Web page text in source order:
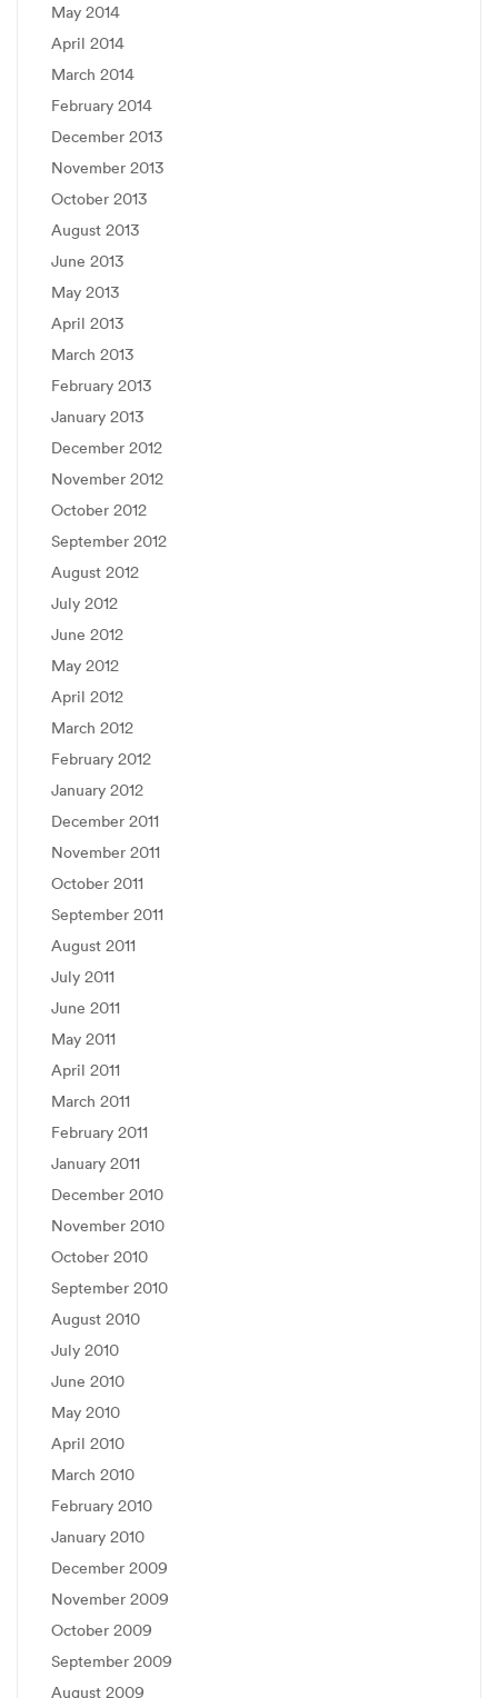
May 2014
April 2014
March 2014
February 2014
December 2013
November 2013
October 2013
August 2013
June 2013
May 2013
April 2013
March 2013
February 2013
January 2013
December 2012
November 2012
October 2012
September 2012
August 2012
July 2012
June 2012
May 2012
April 2012
March 2012
February 2012
January 2012
December 2011
November 2011
October 2011
September 2011
August 2011
July 2011
June 2011
May 2011
April 2011
March 2011
February 2011
January 2011
December 2010
November 2010
October 2010
September 2010
August 2010
July 2010
June 2010
May 2010
April 2010
March 2010
February 2010
January 2010
December 2009
November 2009
October 2009
September 2009
August 2009